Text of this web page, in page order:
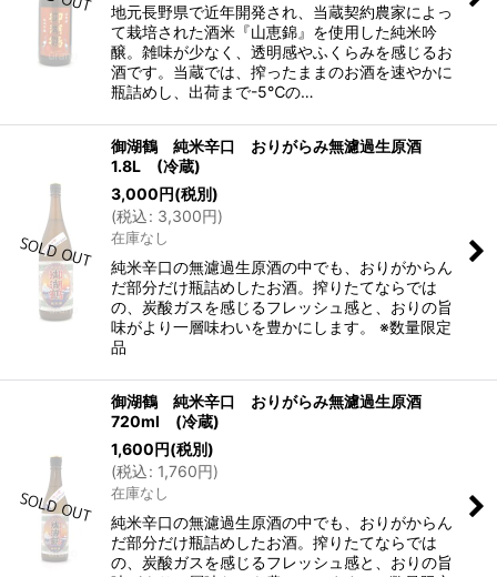
地元長野県で近年開発され、当蔵契約農家によっ
て栽培された酒米『山恵錦』を使用した純米吟
醸。雑味が少なく、透明感やふくらみを感じるお
酒です。当蔵では、搾ったままのお酒を速やかに
瓶詰めし、出荷まで-5℃の…
御湖鶴 純米辛口 おりがらみ無濾過生原酒
1.8L (冷蔵)
3,000円(税別)
(税込: 3,300円)
在庫なし
純米辛口の無濾過生原酒の中でも、おりがからん
だ部分だけ瓶詰めしたお酒。搾りたてならでは
の、炭酸ガスを感じるフレッシュ感と、おりの旨
味がより一層味わいを豊かにします。 ※数量限定
品
御湖鶴 純米辛口 おりがらみ無濾過生原酒
720ml (冷蔵)
1,600円(税別)
(税込: 1,760円)
在庫なし
純米辛口の無濾過生原酒の中でも、おりがからん
だ部分だけ瓶詰めしたお酒。搾りたてならでは
の、炭酸ガスを感じるフレッシュ感と、おりの旨